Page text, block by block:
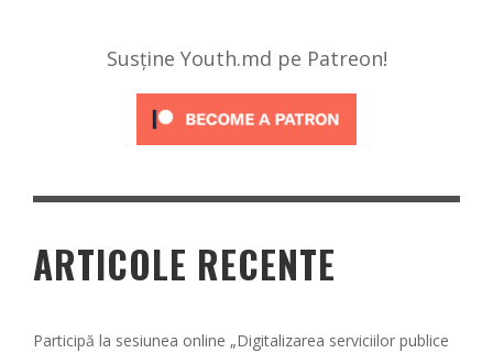
Susține Youth.md pe Patreon!
ARTICOLE RECENTE
Participă la sesiunea online „Digitalizarea serviciilor publice